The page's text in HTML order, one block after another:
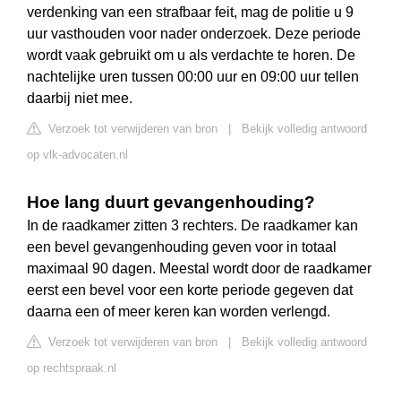
verdenking van een strafbaar feit, mag de politie u 9
uur vasthouden voor nader onderzoek. Deze periode
wordt vaak gebruikt om u als verdachte te horen. De
nachtelijke uren tussen 00:00 uur en 09:00 uur tellen
daarbij niet mee.
Verzoek tot verwijderen van bron
Bekijk volledig antwoord
op vlk-advocaten.nl
Hoe lang duurt gevangenhouding?
In de raadkamer zitten 3 rechters. De raadkamer kan
een bevel gevangenhouding geven voor in totaal
maximaal 90 dagen. Meestal wordt door de raadkamer
eerst een bevel voor een korte periode gegeven dat
daarna een of meer keren kan worden verlengd.
Verzoek tot verwijderen van bron
Bekijk volledig antwoord
op rechtspraak.nl